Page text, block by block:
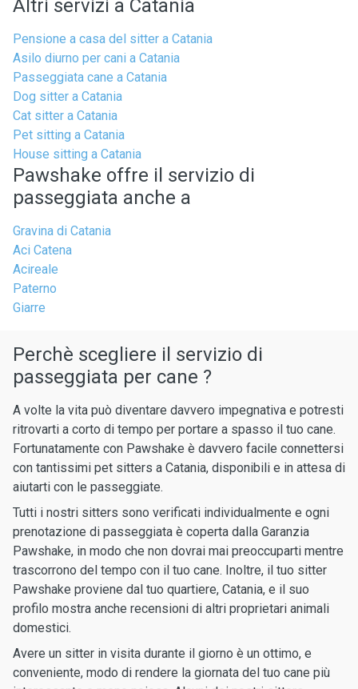
Altri servizi a Catania
Pensione a casa del sitter a Catania
Asilo diurno per cani a Catania
Passeggiata cane a Catania
Dog sitter a Catania
Cat sitter a Catania
Pet sitting a Catania
House sitting a Catania
Pawshake offre il servizio di
passeggiata anche a
Gravina di Catania
Aci Catena
Acireale
Paterno
Giarre
Perchè scegliere il servizio di
passeggiata per cane ?
A volte la vita può diventare davvero impegnativa e potresti
ritrovarti a corto di tempo per portare a spasso il tuo cane.
Fortunatamente con Pawshake è davvero facile connettersi
con tantissimi pet sitters a Catania, disponibili e in attesa di
aiutarti con le passeggiate.
Tutti i nostri sitters sono verificati individualmente e ogni
prenotazione di passeggiata è coperta dalla Garanzia
Pawshake, in modo che non dovrai mai preoccuparti mentre
trascorrono del tempo con il tuo cane. Inoltre, il tuo sitter
Pawshake proviene dal tuo quartiere, Catania, e il suo
profilo mostra anche recensioni di altri proprietari animali
domestici.
Avere un sitter in visita durante il giorno è un ottimo, e
conveniente, modo di rendere la giornata del tuo cane più